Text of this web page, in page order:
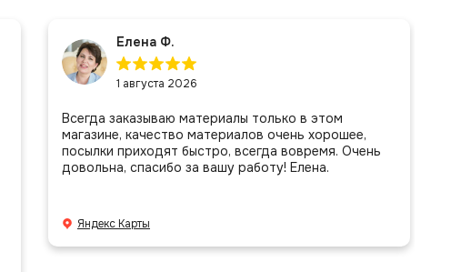
Елена Ф.
1 августа 2026
Всегда заказываю материалы только в этом
магазине, качество материалов очень хорошее,
посылки приходят быстро, всегда вовремя. Очень
довольна, спасибо за вашу работу! Елена.
Яндекс Карты